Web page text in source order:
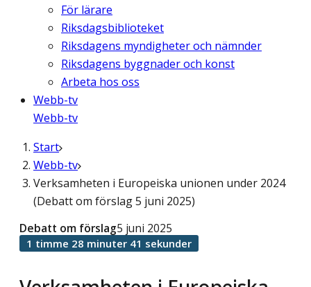
För lärare
Riksdagsbiblioteket
Riksdagens myndigheter och nämnder
Riksdagens byggnader och konst
Arbeta hos oss
Webb-tv
Webb-tv
Start
Webb-tv
Verksamheten i Europeiska unionen under 2024
(Debatt om förslag 5 juni 2025)
Debatt om förslag5 juni 2025
1 timme 28 minuter 41 sekunder